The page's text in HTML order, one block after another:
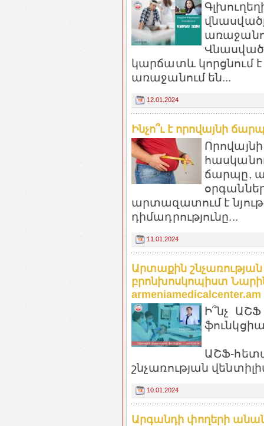
կարճատև կորցնում է
առաջանում են...
12.01.2024
Ինչո՞ւ է որովայնի
ճարպը,
արտազատում է
դիմադրությունը...
11.01.2024
Արտաքին
բրոնխոսկոպիստ
armeniamedicalcenter.am
Ի՞նչ
ԱՇՖ-
շնչառության
10.01.2024
Արգանդի փողերի